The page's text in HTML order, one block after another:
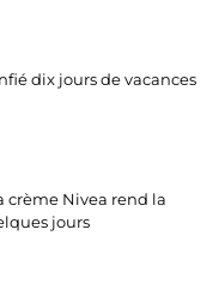
dix jours de vacances
crème Nivea rend la
jours